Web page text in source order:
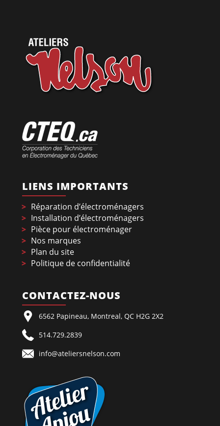
LIENS IMPORTANTS
Réparation d’électroménagers
Installation d’électroménagers
Pièce pour électroménager
Nos marques
Plan du site
Politique de confidentialité
CONTACTEZ-NOUS
6562 Papineau, Montreal, QC H2G 2X2
514.729.2839
info@ateliersnelson.com